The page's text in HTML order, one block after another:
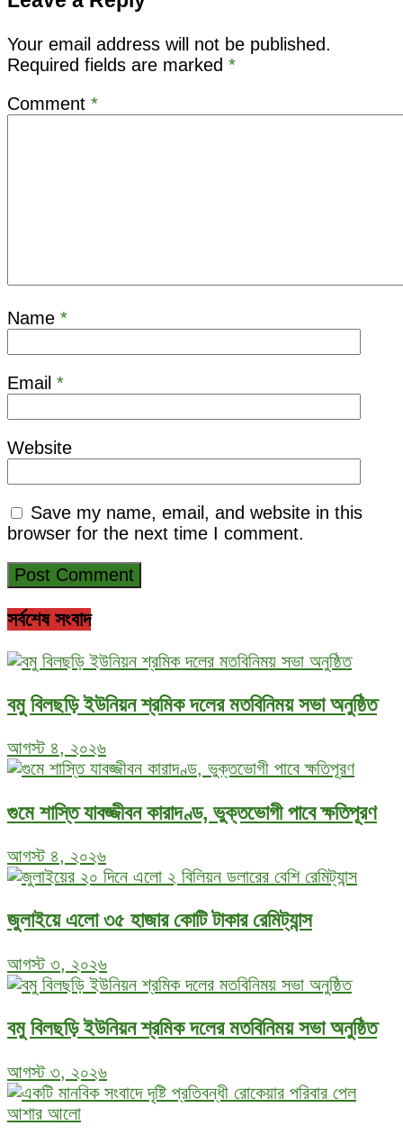
Your email address will not be published.
Required fields are marked *
Comment *
Name *
Email *
Website
Save my name, email, and website in this
browser for the next time I comment.
সর্বশেষ সংবাদ
বমু বিলছড়ি ইউনিয়ন শ্রমিক দলের মতবিনিময় সভা অনুষ্ঠিত
আগস্ট ৪, ২০২৬
গুমে শাস্তি যাবজ্জীবন কারাদণ্ড, ভুক্তভোগী পাবে ক্ষতিপূরণ
আগস্ট ৪, ২০২৬
জুলাইয়ে এলো ৩৫ হাজার কোটি টাকার রেমিট্যান্স
আগস্ট ৩, ২০২৬
বমু বিলছড়ি ইউনিয়ন শ্রমিক দলের মতবিনিময় সভা অনুষ্ঠিত
আগস্ট ৩, ২০২৬